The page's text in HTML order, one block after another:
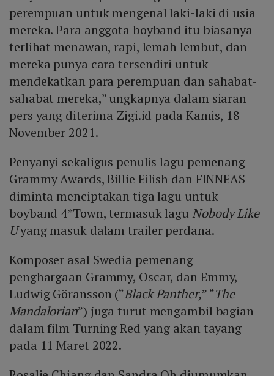
perempuan untuk mengenal laki-laki di usia
mereka. Para anggota boyband itu biasanya
terlihat menawan, rapi, lemah lembut, dan
mereka punya cara tersendiri untuk
mendekatkan para perempuan dan sahabat-
sahabat mereka,” ungkapnya dalam siaran
pers yang diterima Zigi.id pada Kamis, 18
November 2021.
Penyanyi sekaligus penulis lagu pemenang
Grammy Awards, Billie Eilish dan FINNEAS
diminta menciptakan tiga lagu untuk
boyband 4*Town, termasuk lagu Nobody Like
Uyang masuk dalam trailer perdana.
Komposer asal Swedia pemenang
penghargaan Grammy, Oscar, dan Emmy,
Ludwig Göransson (“Black Panther,” “The
Mandalorian”) juga turut mengambil bagian
dalam film Turning Red yang akan tayang
pada 11 Maret 2022.